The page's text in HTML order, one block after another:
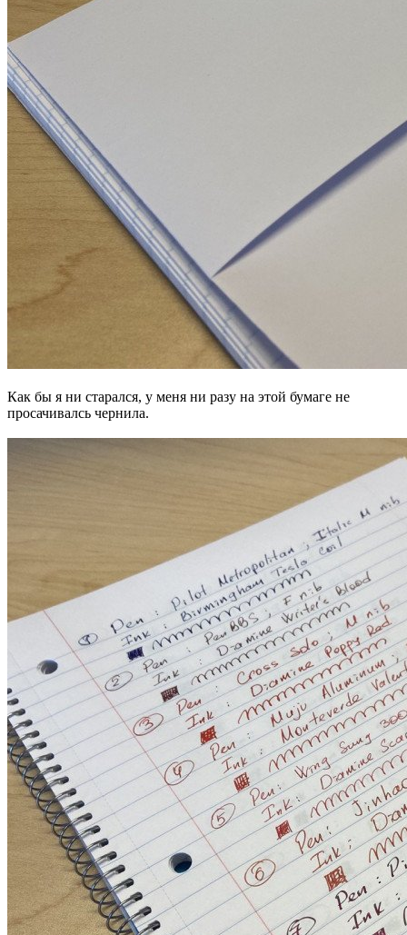
Как бы я ни старался, у меня ни разу на этой бумаге не
просачивалсь чернила.